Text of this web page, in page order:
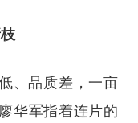
、品质差，一亩
华军指着连片的